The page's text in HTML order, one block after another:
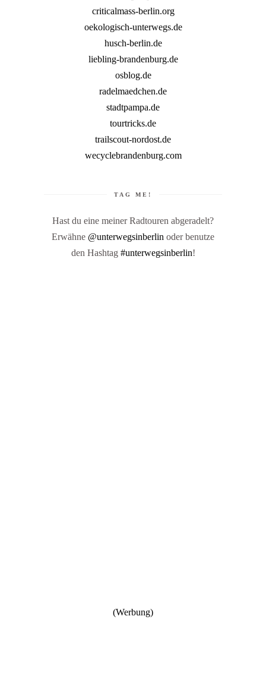
criticalmass-berlin.org
oekologisch-unterwegs.de
husch-berlin.de
liebling-brandenburg.de
osblog.de
radelmaedchen.de
stadtpampa.de
tourtricks.de
trailscout-nordost.de
wecyclebrandenburg.com
TAG ME!
Hast du eine meiner Radtouren abgeradelt?
Erwähne @unterwegsinberlin oder benutze
den Hashtag #unterwegsinberlin!